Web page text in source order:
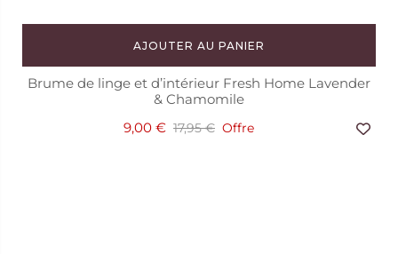
AJOUTER AU PANIER
Brume de linge et d’intérieur Fresh Home Lavender
& Chamomile
9,00 € 17,95 € Offre